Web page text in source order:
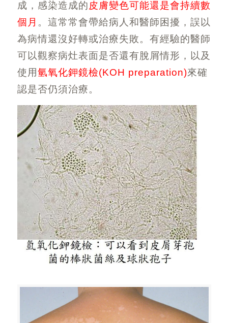
成，感染造成的皮膚變色可能還是會持續數
個月 。這常常會帶給病人和醫師困擾，誤以
為病情還沒好轉或治療失敗。有經驗的醫師
可以觀察病灶表面是否還有脫屑情形，以及
使用氫氧化鉀鏡檢(KOH preparation)來確
認是否仍須治療。